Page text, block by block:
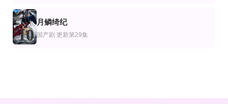
10
月鳞绮纪
国产剧 更新第29集